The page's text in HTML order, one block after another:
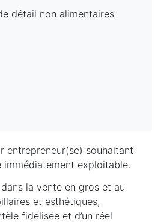
détail non alimentaires
entrepreneur(se) souhaitant
exploitable.
la vente en gros et au
et esthétiques,
fidélisée et d’un réel